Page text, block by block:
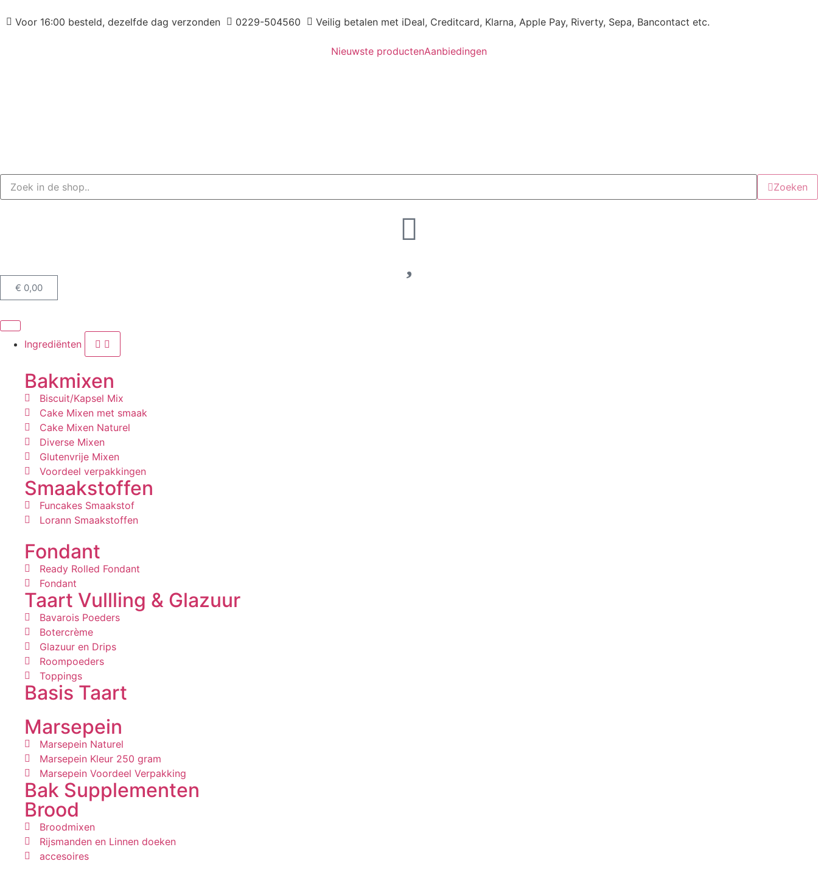
Voor 16:00 besteld, dezelfde dag verzonden 0229-504560 Veilig betalen met iDeal, Creditcard, Klarna, Apple Pay, Riverty, Sepa, Bancontact etc.
Nieuwste productenAanbiedingen
Zoeken
€ 0,00
Ingrediënten
Bakmixen
Biscuit/Kapsel Mix
Cake Mixen met smaak
Cake Mixen Naturel
Diverse Mixen
Glutenvrije Mixen
Voordeel verpakkingen
Smaakstoffen
Funcakes Smaakstof
Lorann Smaakstoffen
Fondant
Ready Rolled Fondant
Fondant
Taart Vullling & Glazuur
Bavarois Poeders
Botercrème
Glazuur en Drips
Roompoeders
Toppings
Basis Taart
Marsepein
Marsepein Naturel
Marsepein Kleur 250 gram
Marsepein Voordeel Verpakking
Bak Supplementen
Brood
Broodmixen
Rijsmanden en Linnen doeken
accesoires